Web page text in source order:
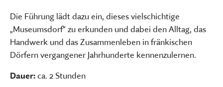
Die Führung lädt dazu ein, dieses vielschichtige
„Museumsdorf“ zu erkunden und dabei den Alltag, das
Handwerk und das Zusammenleben in fränkischen
Dörfern vergangener Jahrhunderte kennenzulernen.
Dauer:ca. 2 Stunden